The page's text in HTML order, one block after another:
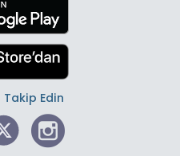
Takip Edin